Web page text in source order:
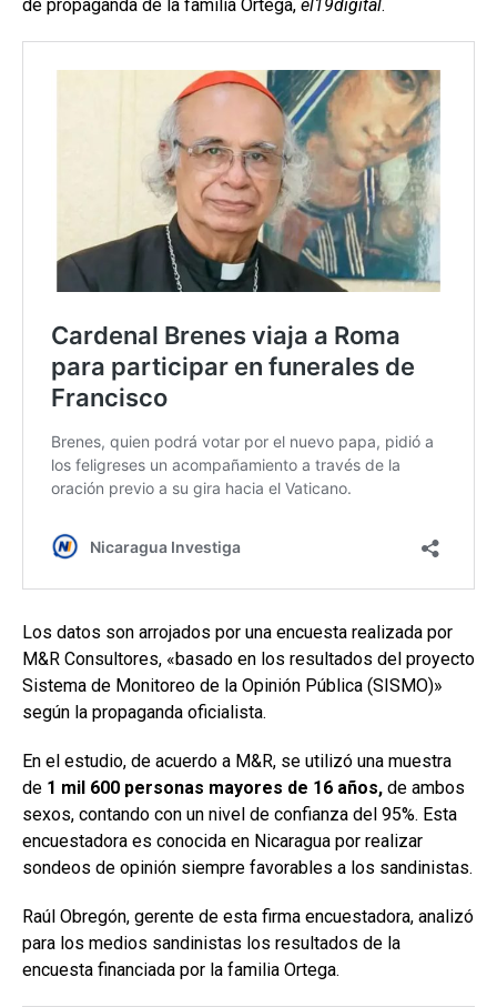
de propaganda de la familia Ortega, el19digital.
Los datos son arrojados por una encuesta realizada por
M&R Consultores, «basado en los resultados del proyecto
Sistema de Monitoreo de la Opinión Pública (SISMO)»
según la propaganda oficialista.
En el estudio, de acuerdo a M&R, se utilizó una muestra
de 1 mil 600 personas mayores de 16 años, de ambos
sexos, contando con un nivel de confianza del 95%. Esta
encuestadora es conocida en Nicaragua por realizar
sondeos de opinión siempre favorables a los sandinistas.
Raúl Obregón, gerente de esta firma encuestadora, analizó
para los medios sandinistas los resultados de la
encuesta financiada por la familia Ortega.